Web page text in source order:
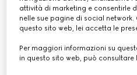
attività di marketing e consentirle
nelle sue pagine di social
questo sito web, lei accetta le
Per maggiori informazioni su
in questo sito web, può consultare